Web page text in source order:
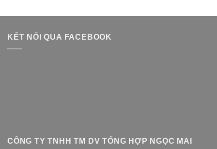
KẾT NỐI QUA FACEBOOK
CÔNG TY TNHH TM DV TỔNG HỢP NGỌC MAI